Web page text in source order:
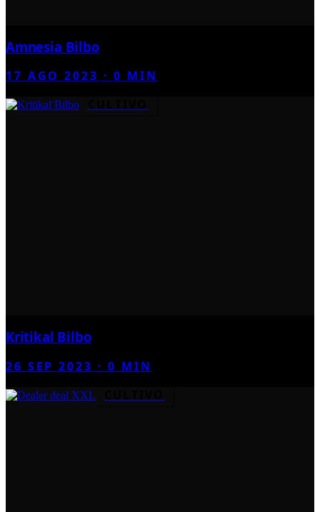
Amnesia Bilbo
17 AGO 2023 ·0 MIN
Kritikal Bilbo
26 SEP 2023 ·0 MIN